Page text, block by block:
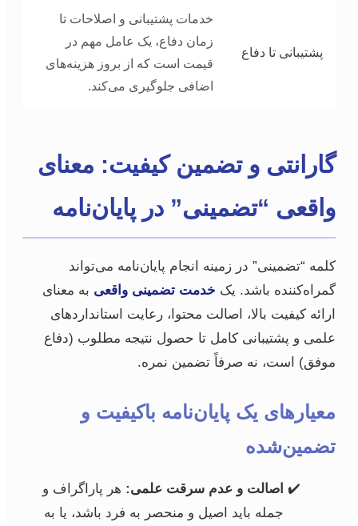
پشتیبانی تا دفاع
خدمات پشتیبانی و اصلاحات تا
زمان دفاع، یک عامل مهم در
قیمت است که از بروز هزینه‌های
اضافی جلوگیری می‌کند.
گارانتی و تضمین کیفیت: معنای
واقعی “تضمینی” در پایان‌نامه
کلمه “تضمینی” در زمینه انجام پایان‌نامه می‌تواند
گمراه‌کننده باشد. یک خدمت تضمینی واقعی به معنای
ارائه کیفیت بالا، اصالت محتوا، رعایت استانداردهای
علمی و پشتیبانی کامل تا حصول نتیجه مطلوب (دفاع
موفق) است، نه صرفاً تضمین نمره.
معیارهای یک پایان‌نامه باکیفیت و
تضمین‌شده
اصالت و عدم سرقت علمی: هر پاراگراف و
جمله باید اصیل و منحصر به فرد باشد، یا به